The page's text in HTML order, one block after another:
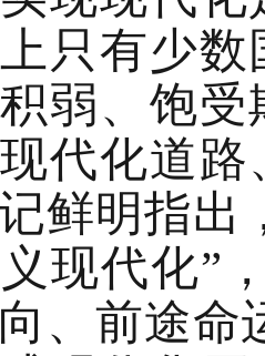
只有少
弱、饱
代化道
鲜明指出
现代化”
、前途命